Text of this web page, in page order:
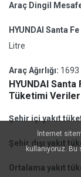
Araç Dingil
HYUNDAI Santa
Litre
Araç Ağırlığı: 1693
HYUNDAI Santa
Tüketimi
Şehir içi yakıt
Şehir dışı yakıt
Ortalama yakıt
İnternet
kullanıyoruz. Bu